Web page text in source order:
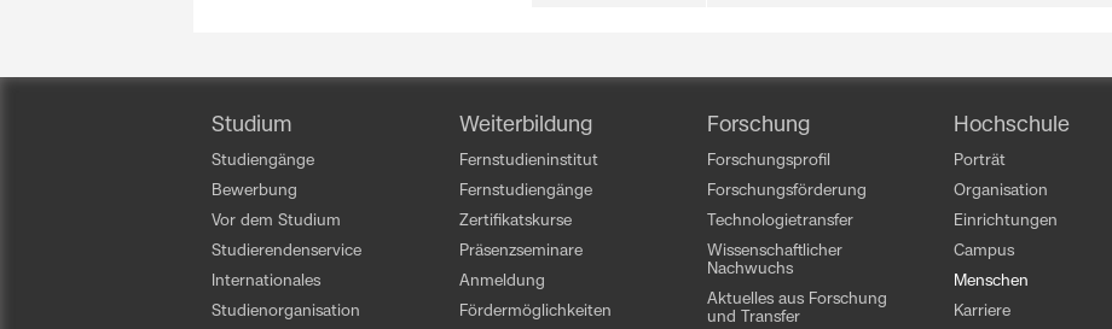
Studium
Studiengänge
Bewerbung
Vor dem Studium
Studierendenservice
Internationales
Studienorganisation
Weiterbildung
Fernstudieninstitut
Fernstudiengänge
Zertifikatskurse
Präsenzseminare
Anmeldung
Fördermöglichkeiten
Forschung
Forschungsprofil
Forschungsförderung
Technologietransfer
Wissenschaftlicher
Nachwuchs
Aktuelles aus Forschung
und Transfer
Hochschule
Porträt
Organisation
Einrichtungen
Campus
Menschen
Karriere